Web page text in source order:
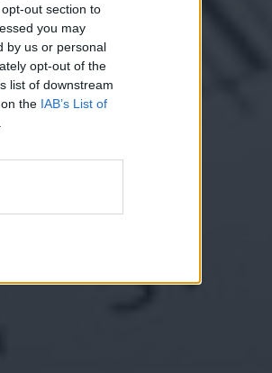
out section to
you may
by us or personal
opt-out of the
list of downstream
the IAB’s List of